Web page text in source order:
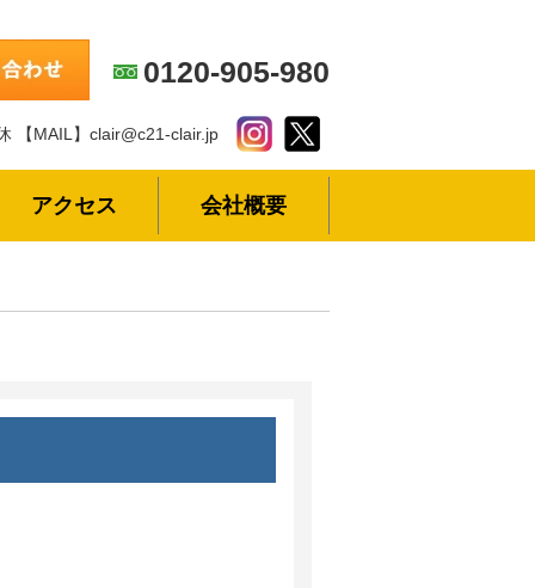
0120-905-980
【MAIL】clair@c21-clair.jp
アクセス 会社概要